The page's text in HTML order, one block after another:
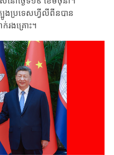
បូងប្រទេសហ្វីលីពីនបាន
រងគ្រោះ។